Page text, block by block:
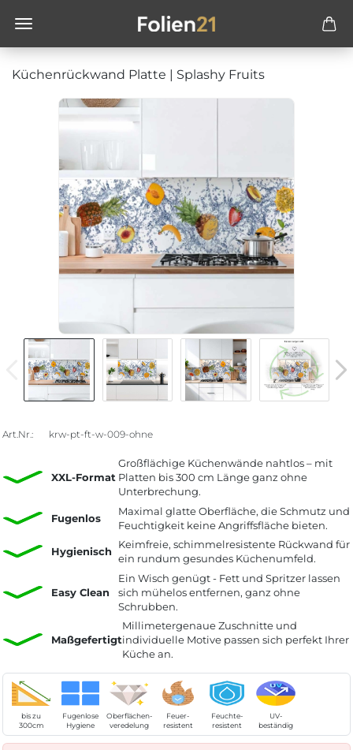
Küchenrückwand Platte | Splashy Fruits
Art.Nr.: krw-pt-ft-w-009-ohne
XXL-Format
Großflächige Küchenwände nahtlos – mit
Platten bis 300 cm Länge ganz ohne
Unterbrechung.
Fugenlos
Maximal glatte Oberfläche, die Schmutz und
Feuchtigkeit keine Angriffsfläche bieten.
Hygienisch
Keimfreie, schimmelresistente Rückwand für
ein rundum gesundes Küchenumfeld.
Easy Clean
Ein Wisch genügt - Fett und Spritzer lassen
sich mühelos entfernen, ganz ohne
Schrubben.
Maßgefertigt
Millimetergenaue Zuschnitte und
individuelle Motive passen sich perfekt Ihrer
Küche an.
bis zu
300cm
Fugenlose
Hygiene
Oberflächen-
veredelung
Feuer-
resistent
Feuchte-
resistent
UV-
beständig